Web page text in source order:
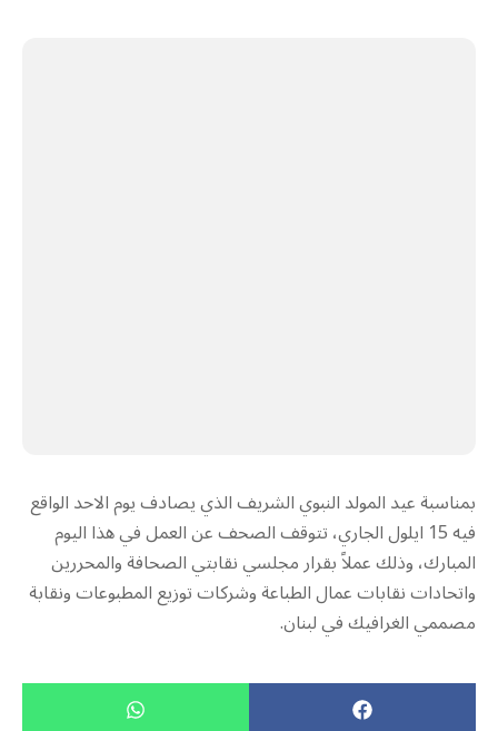
بمناسبة عيد المولد النبوي الشريف الذي يصادف يوم الاحد الواقع
فيه 15 ايلول الجاري، تتوقف الصحف عن العمل في هذا اليوم
المبارك، وذلك عملاً بقرار مجلسي نقابتي الصحافة والمحررين
واتحادات نقابات عمال الطباعة وشركات توزيع المطبوعات ونقابة
مصممي الغرافيك في لبنان.